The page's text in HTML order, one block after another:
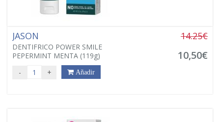
JASON
DENTIFRICO POWER SMILE
PEPERMINT MENTA (119g)
14.25€
10,50€
- + Añadir